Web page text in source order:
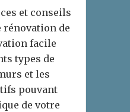
et conseils
de
facile
types de
et les
pouvant
de votre